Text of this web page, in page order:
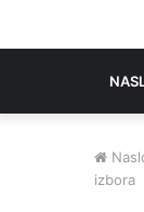
izbora